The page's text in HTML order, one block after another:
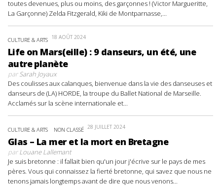
toutes devenues, plus ou moins, des garçonnes ! (Victor Margueritte,
La Garçonne) Zelda Fitzgerald, Kiki de Montparnasse,...
CULTURE & ARTS 18 AOÛT 2024
Life on Mars(eille) : 9 danseurs, un été, une
autre planète
parSarah Joyaux
Des coulisses aux calanques, bienvenue dans la vie des danseuses et
danseurs de (LA) HORDE, la troupe du Ballet National de Marseille.
Acclamés sur la scène internationale et...
CULTURE & ARTS NON CLASSÉ 28 JUILLET 2024
Glas – La mer et la mort en Bretagne
parLouane Lallemant
Je suis bretonne : il fallait bien qu'un jour j'écrive sur le pays de mes
pères. Vous qui connaissez la fierté bretonne, qui savez que nous ne
tenons jamais longtemps avant de dire que nous venons...